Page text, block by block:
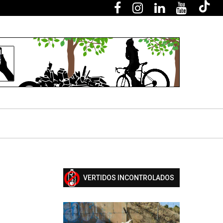
VERTIDOS INCONTROLADOS